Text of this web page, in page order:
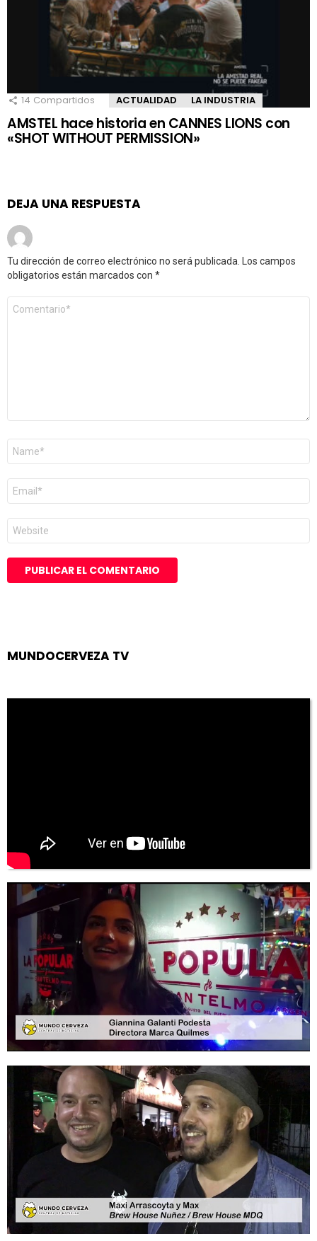
14 Compartidos ACTUALIDAD LA INDUSTRIA
AMSTEL hace historia en CANNES LIONS con
«SHOT WITHOUT PERMISSION»
DEJA UNA RESPUESTA
Tu dirección de correo electrónico no será publicada. Los campos
obligatorios están marcados con *
Comentario
Nombre
Correo
electrónico
*
Web
MUNDOCERVEZA TV